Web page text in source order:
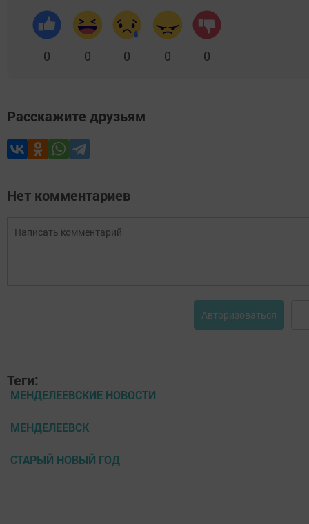
0 0 0 0 0
Расскажите друзьям
Нет комментариев
Авторизоваться
Теги:
МЕНДЕЛЕЕВСКИЕ НОВОСТИ
МЕНДЕЛЕЕВСК
СТАРЫЙ НОВЫЙ ГОД